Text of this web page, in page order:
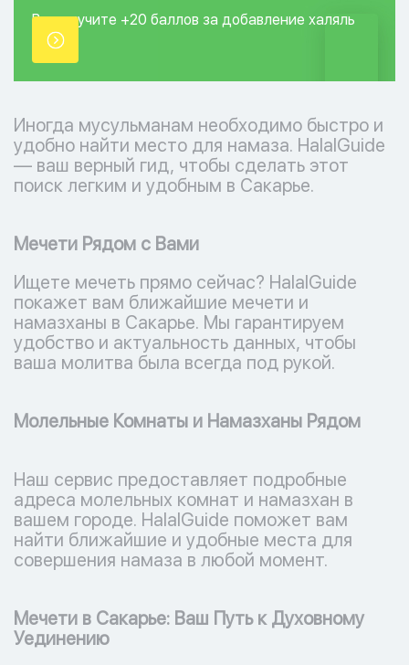
Вы получите +20 баллов за добавление халяль
точки.
Иногда мусульманам необходимо быстро и
удобно найти место для намаза. HalalGuide
— ваш верный гид, чтобы сделать этот
поиск легким и удобным в Сакарье.
Мечети Рядом с Вами
Ищете мечеть прямо сейчас? HalalGuide
покажет вам ближайшие мечети и
намазханы в Сакарье. Мы гарантируем
удобство и актуальность данных, чтобы
ваша молитва была всегда под рукой.
Молельные Комнаты и Намазханы Рядом
Наш сервис предоставляет подробные
адреса молельных комнат и намазхан в
вашем городе. HalalGuide поможет вам
найти ближайшие и удобные места для
совершения намаза в любой момент.
Мечети в Сакарье: Ваш Путь к Духовному
Уединению